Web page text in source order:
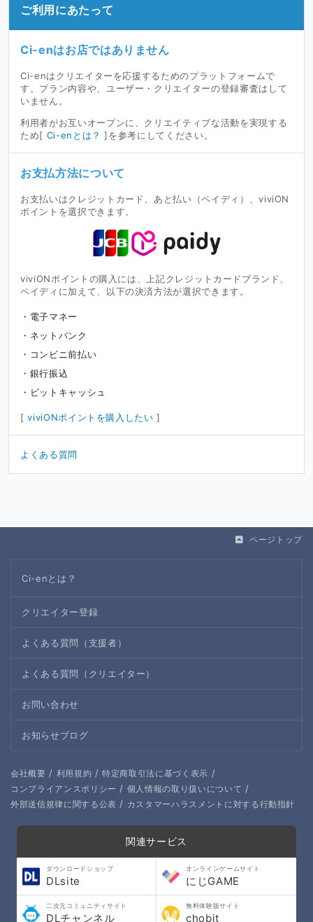
ご利用にあたって
Ci-enはお店ではありません
Ci-enはクリエイターを応援するためのプラットフォームで
す。プラン内容や、ユーザー・クリエイターの登録審査はして
いません。
利用者がお互いオープンに、クリエイティブな活動を実現する
ため[ Ci-enとは？ ]を参考にしてください。
お支払方法について
お支払いはクレジットカード、あと払い（ペイディ）、viviON
ポイントを選択できます。
viviONポイントの購入には、上記クレジットカードブランド、
ペイディに加えて、以下の決済方法が選択できます。
電子マネー
ネットバンク
コンビニ前払い
銀行振込
ビットキャッシュ
[viviONポイントを購入したい ]
よくある質問
ページトップ
Ci-enとは？
クリエイター登録
よくある質問（支援者）
よくある質問（クリエイター）
お問い合わせ
お知らせブログ
会社概要 / 利用規約 / 特定商取引法に基づく表示 /
コンプライアンスポリシー / 個人情報の取り扱いについて /
外部送信規律に関する公表 / カスタマーハラスメントに対する行動指針
関連サービス
ダウンロードショップ
DLsite
オンラインゲームサイト
にじGAME
二次元コミュニティサイト
DLチャンネル
無料体験版サイト
chobit